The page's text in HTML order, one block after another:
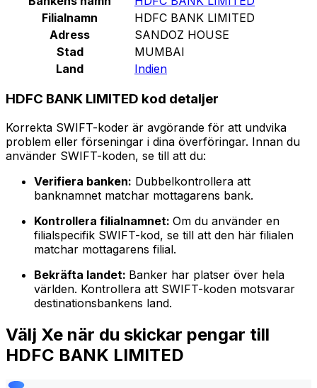
Filialnamn
HDFC BANK LIMITED
Adress
SANDOZ HOUSE
Stad
MUMBAI
Land
Indien
HDFC BANK LIMITED kod detaljer
Korrekta SWIFT-koder är avgörande för att undvika
problem eller förseningar i dina överföringar. Innan du
använder SWIFT-koden, se till att du:
Verifiera banken: Dubbelkontrollera att
banknamnet matchar mottagarens bank.
Kontrollera filialnamnet: Om du använder en
filialspecifik SWIFT-kod, se till att den här filialen
matchar mottagarens filial.
Bekräfta landet: Banker har platser över hela
världen. Kontrollera att SWIFT-koden motsvarar
destinationsbankens land.
Välj Xe när du skickar pengar till
HDFC BANK LIMITED